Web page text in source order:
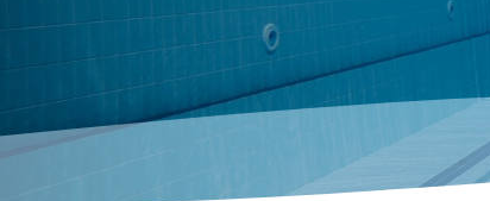
Suchbegriff eingeben
Häufig gesucht